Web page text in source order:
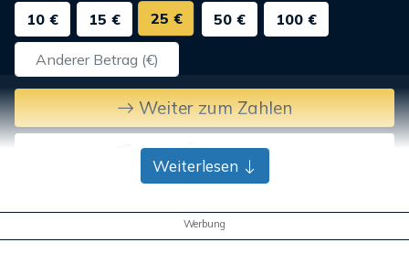
10 €
15 € 25 € 50 € 100 €
Weiter zum Zahlen
Bank-Überweisung
Weiterlesen
Werbung